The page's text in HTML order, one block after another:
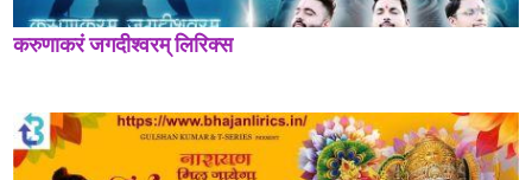
करुणाकरं जगदीश्वरम् लिरिक्स